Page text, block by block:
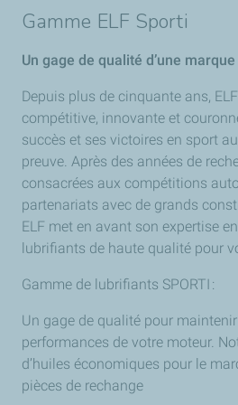
parcouru.
Le profil de viscosité optimisé
moteur, prolongeant ainsi sa
Fonctionnement plus propre
Options pour les moteurs
principaux constructeurs.
moteur de votre voiture
de 18 %*
Protection contre l’usure
64 %*
*En moyenne par rapport aux
tests industriels
Fonctionnement plus propre
impuretés.
Performances améliorées
Assurez le refroidissement de
prévenez la perte et la
Gamme ELF Sporti
Un gage de qualité d’une
Depuis plus de cinquante ans,
compétitive, innovante et
succès et ses victoires en sport
preuve. Après des années de
consacrées aux compétitions
partenariats avec de grands
ELF met en avant son expertise
lubrifiants de haute qualité pour
Gamme de lubrifiants SPORTI :
Un gage de qualité pour
performances de votre moteur.
d’huiles économiques pour le
pièces de rechange